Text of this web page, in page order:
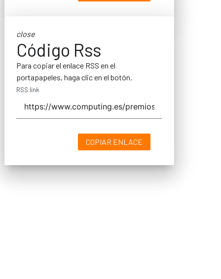
close
Código Rss
Para copiar el enlace RSS en el
portapapeles, haga clic en el botón.
RSS link
COPIAR ENLACE